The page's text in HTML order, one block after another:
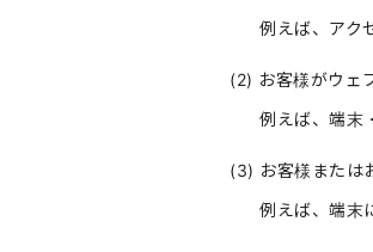
例えば、アク
お客様がウェ
例えば、端末
お客様または
例えば、端末